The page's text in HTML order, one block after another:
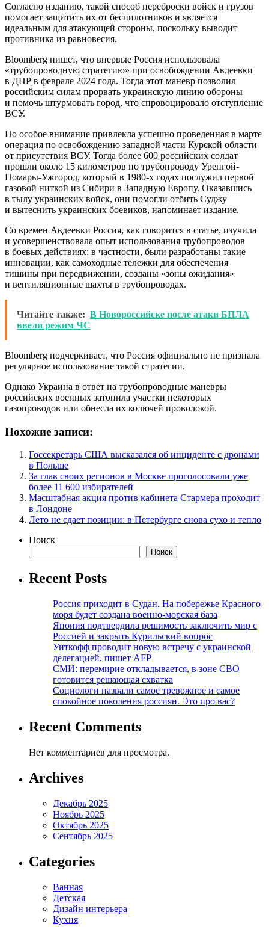
Согласно изданию, такой способ переброски войск и грузов
помогает защитить их от беспилотников и является
идеальным для атакующей стороны, поскольку выводит
противника из равновесия.
Bloomberg пишет, что впервые Россия использовала
«трубопроводную стратегию» при освобождении Авдеевки
в ДНР в феврале 2024 года. Тогда этот маневр позволил
российским силам прорвать украинскую линию обороны
и помочь штурмовать город, что спровоцировало отступление
ВСУ.
Но особое внимание привлекла успешно проведенная в марте
операция по освобождению западной части Курской области
от присутствия ВСУ. Тогда более 600 российских солдат
прошли около 15 километров по трубопроводу Уренгой-
Помары-Ужгород, который в 1980-х годах послужил первой
газовой ниткой из Сибири в Западную Европу. Оказавшись
в тылу украинских войск, они помогли отбить Суджу
и вытеснить украинских боевиков, напоминает издание.
Со времен Авдеевки Россия, как говорится в статье, изучила
и усовершенствовала опыт использования трубопроводов
в боевых действиях: в частности, были разработаны такие
инновации, как самоходные тележки для обеспечения
тишины при передвижении, созданы «зоны ожидания»
и вентиляционные шахты в трубопроводах.
Читайте также: В Новороссийске после атаки БПЛА
ввели режим ЧС
Bloomberg подчеркивает, что Россия официально не признала
регулярное использование такой стратегии.
Однако Украина в ответ на трубопроводные маневры
российских военных затопила участки некоторых
газопроводов или обнесла их колючей проволокой.
Похожие записи:
Госсекретарь США высказался об инциденте с дронами
в Польше
За глав своих регионов в Москве проголосовали уже
более 11 600 избирателей
Масштабная акция против кабинета Стармера проходит
в Лондоне
Лето не сдает позиции: в Петербурге снова сухо и тепло
Поиск
Поиск
Recent Posts
Россия приходит в Судан. На побережье Красного
моря будет создана военно-морская база
Япония подтвердила решимость заключить мир с
Россией и закрыть Курильский вопрос
Уиткофф проводит новую встречу с украинской
делегацией, пишет AFP
СМИ: перемирие откладывается, в зоне СВО
готовится решающая схватка
Социологи назвали самое тревожное и самое
спокойное поколения россиян. Это про вас?
Recent Comments
Нет комментариев для просмотра.
Archives
Декабрь 2025
Ноябрь 2025
Октябрь 2025
Сентябрь 2025
Categories
Ванная
Детская
Дизайн интерьера
Кухня